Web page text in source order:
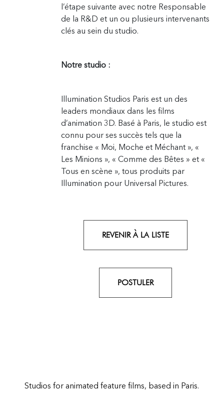
l’étape suivante avec notre Responsable
de la R&D et un ou plusieurs intervenants
clés au sein du studio.
Notre studio :
Illumination Studios Paris est un des
leaders mondiaux dans les films
d’animation 3D. Basé à Paris, le studio est
connu pour ses succès tels que la
franchise « Moi, Moche et Méchant », «
Les Minions », « Comme des Bêtes » et «
Tous en scène », tous produits par
Illumination pour Universal Pictures.
REVENIR À LA LISTE
POSTULER
Studios for animated feature films, based in Paris.